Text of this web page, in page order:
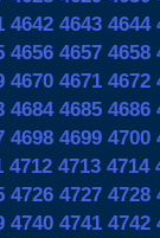
4642 4643 4644
4656 4657 4658
4670 4671 4672
4684 4685 4686
4698 4699 4700
4712 4713 4714
4726 4727 4728
4740 4741 4742